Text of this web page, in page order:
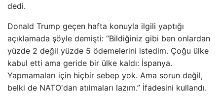
dedi.
Donald Trump geçen hafta konuyla ilgili yaptığı
açıklamada şöyle demişti: “Bildiğiniz gibi ben onlardan
yüzde 2 değil yüzde 5 ödemelerini istedim. Çoğu ülke
kabul etti ama geride bir ülke kaldı: İspanya.
Yapmamaları için hiçbir sebep yok. Ama sorun değil,
belki de NATO'dan atılmaları lazım.” İfadesini kullandı.